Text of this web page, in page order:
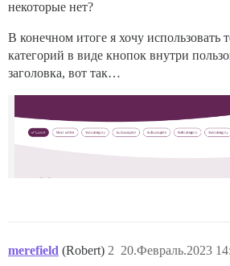
некоторые нет?
В конечном итоге я хочу использовать
категорий в виде кнопок внутри
заголовка, вот так…
merefield (Robert) 20.Февраль.2023
2